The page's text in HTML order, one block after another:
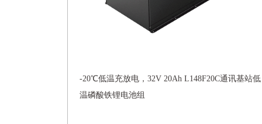
-20℃低温充放电，32V 20Ah L148F20C通讯基站低
温磷酸铁锂电池组